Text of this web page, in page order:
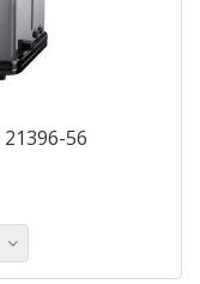
21396-56